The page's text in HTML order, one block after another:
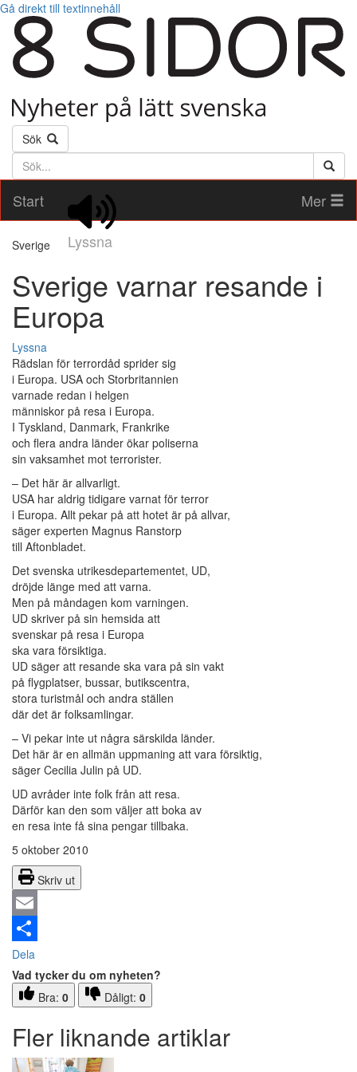
Gå direkt till textinnehåll
Sök
Söktext
Start
Lyssna
Mer
Sverige
Sverige varnar resande i
Europa
Lyssna
Rädslan för terrordåd sprider sig
i Europa. USA och Storbritannien
varnade redan i helgen
människor på resa i Europa.
I Tyskland, Danmark, Frankrike
och flera andra länder ökar poliserna
sin vaksamhet mot terrorister.
– Det här är allvarligt.
USA har aldrig tidigare varnat för terror
i Europa. Allt pekar på att hotet är på allvar,
säger experten Magnus Ranstorp
till Aftonbladet.
Det svenska utrikesdepartementet, UD,
dröjde länge med att varna.
Men på måndagen kom varningen.
UD skriver på sin hemsida att
svenskar på resa i Europa
ska vara försiktiga.
UD säger att resande ska vara på sin vakt
på flygplatser, bussar, butikscentra,
stora turistmål och andra ställen
där det är folksamlingar.
– Vi pekar inte ut några särskilda länder.
Det här är en allmän uppmaning att vara försiktig,
säger Cecilia Julin på UD.
UD avråder inte folk från att resa.
Därför kan den som väljer att boka av
en resa inte få sina pengar tillbaka.
5 oktober 2010
Skriv ut
Email
Dela
Vad tycker du om nyheten?
Bra: 0 Dåligt: 0
Fler liknande artiklar